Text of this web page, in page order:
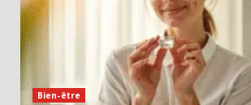
Bien-être